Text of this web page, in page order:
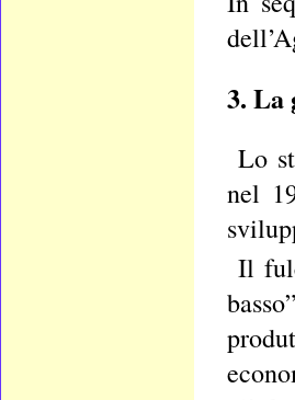
3. La
Lo
nel
Il